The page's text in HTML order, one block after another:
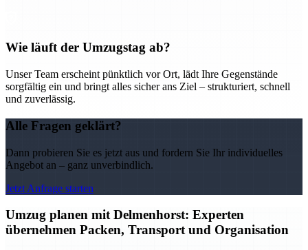
Wie läuft der Umzugstag ab?
Unser Team erscheint pünktlich vor Ort, lädt Ihre Gegenstände
sorgfältig ein und bringt alles sicher ans Ziel – strukturiert, schnell
und zuverlässig.
Alle Fragen geklärt?
Dann probieren Sie es jetzt aus und fordern Sie Ihr individuelles
Angebot an – ganz unverbindlich.
Jetzt Anfrage starten
Umzug planen mit Delmenhorst: Experten
übernehmen Packen, Transport und Organisation